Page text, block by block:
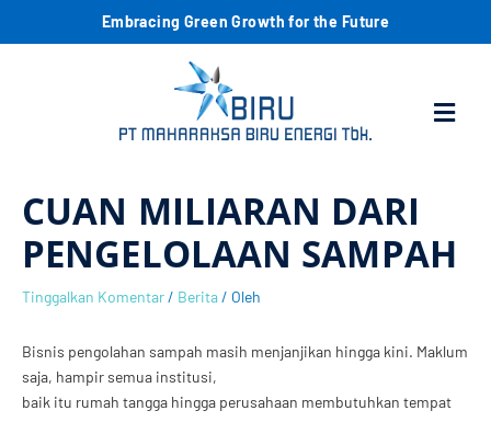
Embracing Green Growth for the Future
Menu
CUAN MILIARAN DARI
PENGELOLAAN SAMPAH
Tinggalkan Komentar/ Berita/ Oleh
Bisnis pengolahan sampah masih menjanjikan hingga kini. Maklum
saja, hampir semua institusi,
baik itu rumah tangga hingga perusahaan membutuhkan tempat